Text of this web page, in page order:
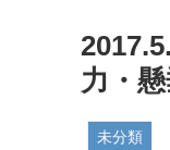
力・
未分類